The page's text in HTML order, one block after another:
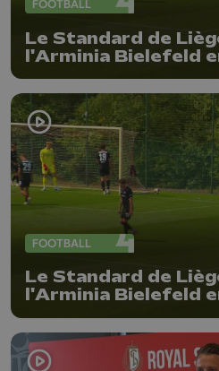
FOOTBALL
Le Standard de
l'Arminia Bielefeld
FOOTBALL
Le Standard de
l'Arminia Bielefeld